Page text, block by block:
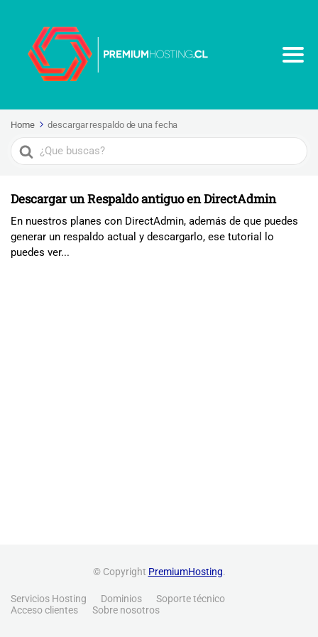
Home descargar respaldo de una fecha
Search
For
Descargar un Respaldo antiguo en DirectAdmin
En nuestros planes con DirectAdmin, además de que puedes
generar un respaldo actual y descargarlo, ese tutorial lo
puedes ver...
© Copyright PremiumHosting.
Servicios Hosting Dominios
Soporte técnico
Acceso clientes
Sobre nosotros